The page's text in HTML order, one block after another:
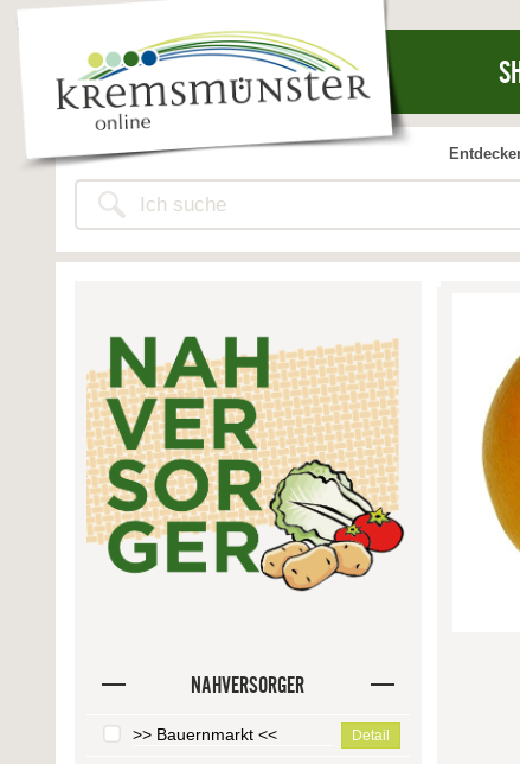
NAHVERSORGER
>> Bauernmarkt << Detail